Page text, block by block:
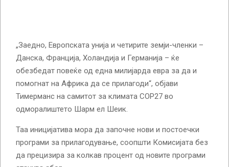
„Заедно, Европската унија и четирите земји-членки –
Данска, Франција, Холандија и Германија – ќе
обезбедат повеќе од една милијарда евра за да и
помогнат на Африка да се прилагоди“, објави
Тимерманс на самитот за климата COP27 во
одморалиштето Шарм ел Шеик.
Таа иницијатива мора да започне нови и постоечки
програми за прилагодување, соопшти Комисијата без
да прецизира за колкав процент од новите програми